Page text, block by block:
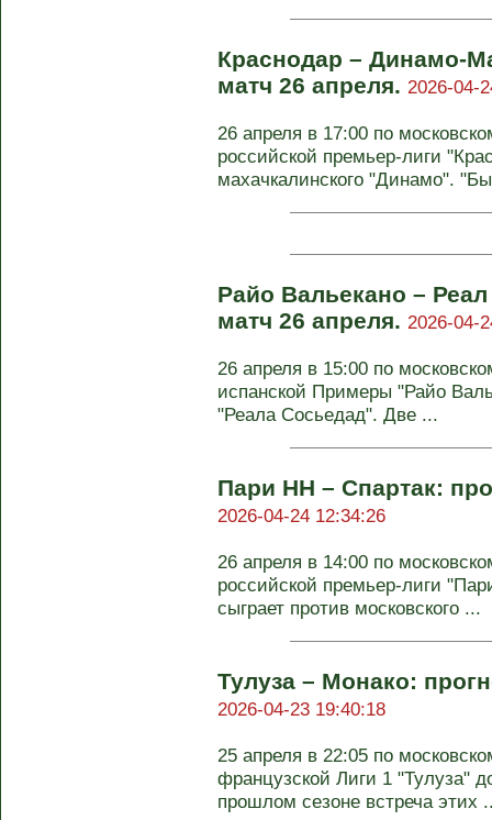
Краснодар – Динамо-
матч 26 апреля. 2026-04-
26 апреля в 17:00 по
российской премьер-лиги
махачкалинского "Динамо".
Райо Вальекано –
матч 26 апреля. 2026-04-
26 апреля в 15:00 по
испанской Примеры "Райо
"Реала Сосьедад". Две ...
Пари НН – Спартак:
2026-04-24 12:34:26
26 апреля в 14:00 по
российской премьер-лиги
сыграет против московского ...
Тулуза – Монако:
2026-04-23 19:40:18
25 апреля в 22:05 по
французской Лиги 1 "Тулуза"
прошлом сезоне встреча этих